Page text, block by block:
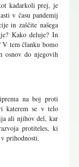
kadarkoli prej, je
v času pandemij
in zaščite našega
Kako deluje? In
V tem članku bomo
osnov do njegovih
na boj proti
katerem se v telo
ali njihov del, kar
protiteles, ki
prihodnosti.